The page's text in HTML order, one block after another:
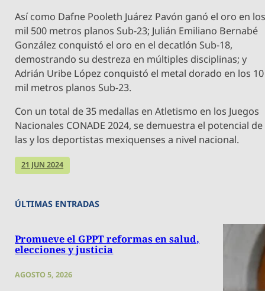
Así como Dafne Pooleth Juárez Pavón ganó el oro en
mil 500 metros planos Sub-23; Julián Emiliano Bernabé
González conquistó el oro en el decatlón Sub-18,
demostrando su destreza en múltiples disciplinas; y
Adrián Uribe López conquistó el metal dorado en los 10
mil metros planos Sub-23.
Con un total de 35 medallas en Atletismo en los Juegos
Nacionales CONADE 2024, se demuestra el potencial de
las y los deportistas mexiquenses a nivel nacional.
21 JUN 2024
ÚLTIMAS ENTRADAS
Promueve el GPPT reformas en salud,
elecciones y justicia
AGOSTO 5, 2026